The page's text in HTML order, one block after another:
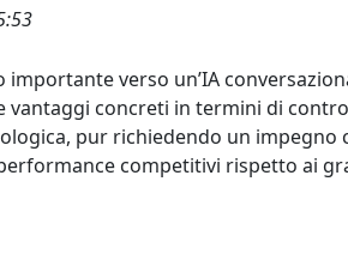
verso un’IA
vantaggi concreti in termini di
pur richiedendo un
competitivi rispetto ai